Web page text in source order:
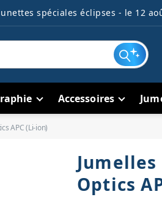
spéciales éclipses - le 12
Accessoires
APC (Li-ion)
Optics